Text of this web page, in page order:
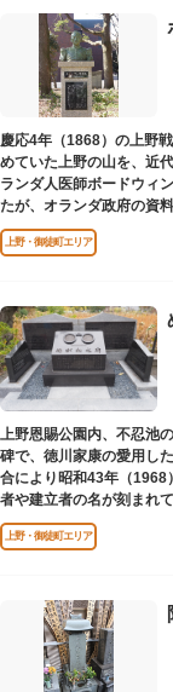
設置年月日：令和4年3月
慶応4年（1868）の上野
めていた上野の山を、近
ランダ人医師ボードウィ
たが、オランダ政府の資
は博士の弟の像でした。
上野・御徒町エリア
上野恩賜公園内、不忍池
碑で、徳川家康の愛用し
合により昭和43年（1968
者や建立者の名が刻まれて
上野・御徒町エリア